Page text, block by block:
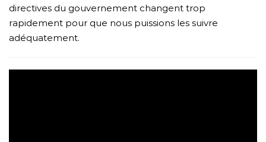
directives du gouvernement changent trop
rapidement pour que nous puissions les suivre
adéquatement.